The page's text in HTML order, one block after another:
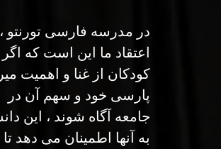
در مدرسه فارسی تورنتو ،
اعتقاد ما این است که اگر
کودکان از غنا و اهمیت
پارسی خود و سهم آن در
جامعه آگاه شوند ، این
به آنها اطمینان می دهد تا